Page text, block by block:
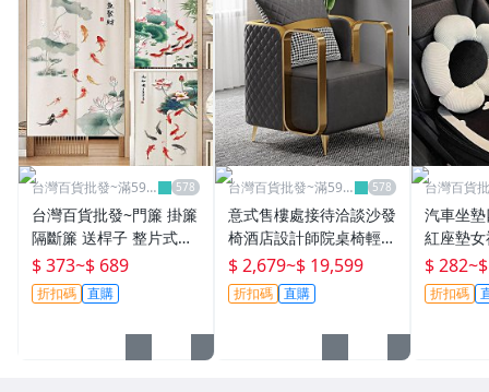
台灣百貨批發~滿599
台灣百貨批發~門簾 掛簾
隔斷簾 送桿子 整片式門
簾 分片式門簾中式九魚
圖荷花門簾臥室隔斷簾廚
房免打孔簾子家用衛生
$ 373~$ 689
折扣碼 直購
台灣百貨批發~滿599
意式售樓處接待洽談沙發
椅酒店設計師院桌椅輕奢
休閑單人沙發
$ 2,679~$ 19,599
折扣碼 直購
台灣百貨
汽車坐
紅座墊
件套夏
百貨
$ 282~
折扣碼